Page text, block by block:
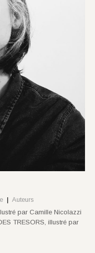
| Auteurs
par Camille Nicolazzi
TRESORS, illustré par